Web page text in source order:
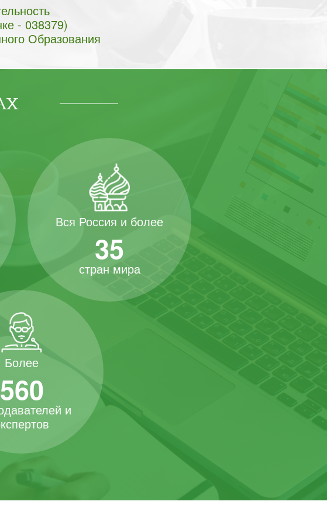
- 038379)
Образования
Вся Россия и более
35
стран мира
Более
560
и